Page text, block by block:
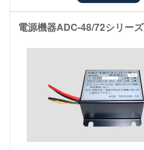
電源機器ADC-48/72シリーズ